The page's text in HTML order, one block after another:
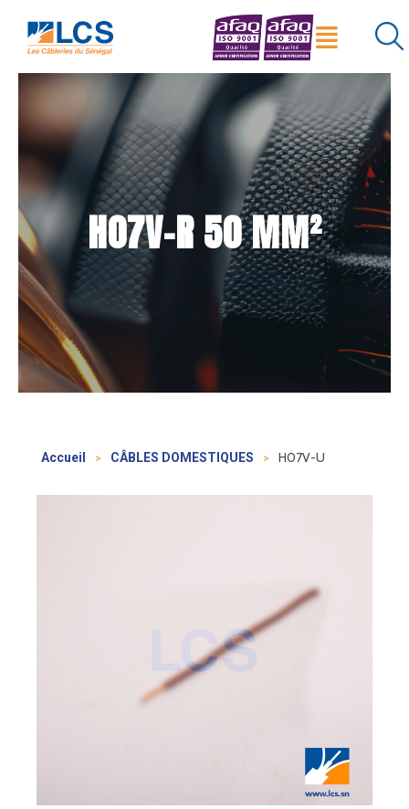
Réinitialiser× Rechercher
H07V-R 50 MM²
Accueil > CÂBLES DOMESTIQUES > H07V-U